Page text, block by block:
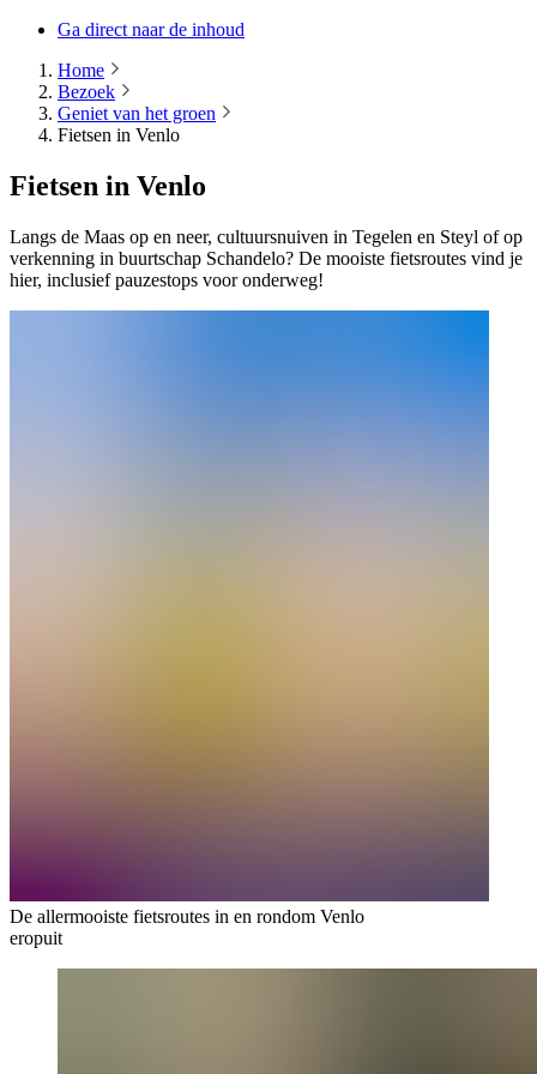
Ga direct naar de inhoud
Home
Bezoek
Geniet van het groen
Fietsen in Venlo
Fietsen in Venlo
Langs de Maas op en neer, cultuursnuiven in Tegelen en Steyl of op
verkenning in buurtschap Schandelo? De mooiste fietsroutes vind je
hier, inclusief pauzestops voor onderweg!
De allermooiste fietsroutes in en rondom Venlo
eropuit